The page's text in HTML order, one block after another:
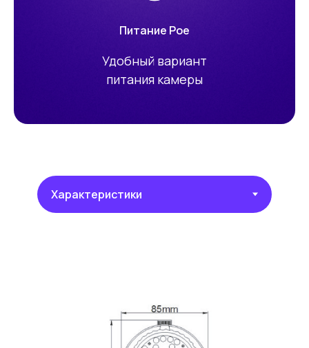
Питание Poe
Удобный вариант
питания камеры